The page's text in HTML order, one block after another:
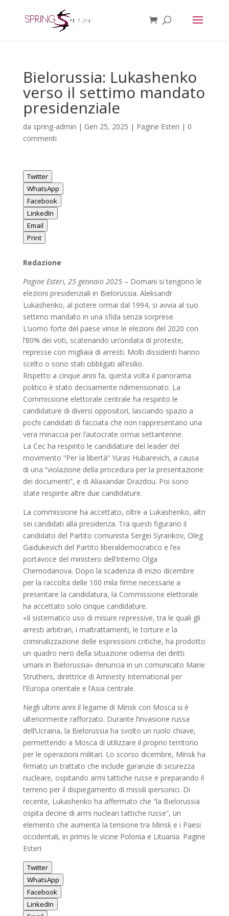
Bielorussia: Lukashenko
verso il settimo mandato
presidenziale
da spring-admin | Gen 25, 2025 | Pagine Esteri | 0
commenti
Twitter
WhatsApp
Facebook
LinkedIn
Email
Print
Redazione
Pagine Esteri, 25 gennaio 2025– Domani si tengono le
elezioni presidenziali in Bielorussia. Aleksandr
Lukashenko, al potere ormai dal 1994, si avvia al suo
settimo mandato in una sfida senza sorprese.
L’uomo forte del paese vinse le elezioni del 2020 con
l’80% dei voti, scatenando un’ondata di proteste,
represse con migliaia di arresti. Molti dissidenti hanno
scelto o sono stati obbligati all’esilio.
Rispetto a cinque anni fa, questa volta il panorama
politico è stato decisamente ridimensionato. La
Commissione elettorale centrale ha respinto le
candidature di diversi oppositori, lasciando spazio a
pochi candidati di facciata che non rappresentano una
vera minaccia per l’autocrate ormai settantenne.
La Cec ha respinto le candidature del leader del
movimento “Per la libertà” Yuras Hubarevich, a causa
di una “violazione della procedura per la presentazione
dei documenti”, e di Aliaxandar Drazdou. Poi sono
state respinte altre due candidature.
La commissione ha accettato, oltre a Lukashenko, altri
sei candidati alla presidenza. Tra questi figurano il
candidato del Partito comunista Sergei Syrankov, Oleg
Gaidukevich del Partito liberaldemocratico e l’ex
portavoce del ministero dell’Interno Olga
Chеmоdanova. Dopo la scadenza di inizio dicembre
per la raccolta delle 100 mila firme necessarie a
presentare la candidatura, la Commissione elettorale
ha accettato solo cinque candidature.
«Il sistematico uso di misure repressive, tra le quali gli
arresti arbitrari, i maltrattamenti, le torture e la
criminalizzazione delle espressioni critiche, ha prodotto
un quadro nero della situazione odierna dei diritti
umani in Bielorussia» denuncia in un comunicato Marie
Struthers, direttrice di Amnesty International per
l’Europa orientale e l’Asia centrale.
Negli ultimi anni il legame di Minsk con Mosca si è
ulteriormente rafforzato. Durante l’invasione russa
dell’Ucraina, la Bielorussia ha svolto un ruolo chiave,
permettendo a Mosca di utilizzare il proprio territorio
per le operazioni militari. Lo scorso dicembre, Minsk ha
firmato un trattato che include garanzie di sicurezza
nucleare, ospitando armi tattiche russe e preparando il
terreno per il dispiegamento di missili ipersonici. Di
recente, Lukashenko ha affermato che “la Bielorussia
ospita decine di armi nucleari tattiche russe”, un
elemento che aumenta la tensione tra Minsk e i Paesi
occidentali, in primis le vicine Polonia e Lituania. Pagine
Esteri
Twitter
WhatsApp
Facebook
LinkedIn